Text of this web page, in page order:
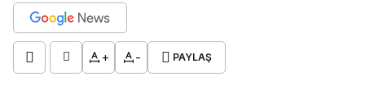
+ - PAYLAŞ